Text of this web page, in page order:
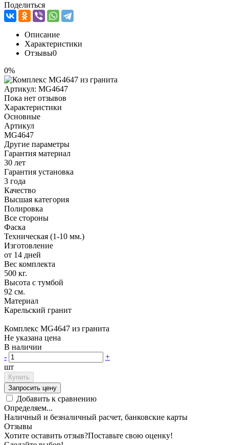
Поделиться
Описание
Характеристики
Отзывы0
0%
Артикул: MG4647
Пока нет отзывов
Характеристики
Основные
Артикул
MG4647
Другие параметры
Гарантия материал
30 лет
Гарантия установка
3 года
Качество
Высшая категория
Полировка
Все стороны
Фаска
Техническая (1-10 мм.)
Изготовление
от 14 дней
Вес комплекта
500 кг.
Высота с тумбой
92 см.
Материал
Карельский гранит
Комплекс MG4647 из гранита
Не указана цена
В наличии
-
+
шт
Купить
Запросить цену
Добавить к сравнению
Определяем...
Наличный и безналичный расчет, банковские карты
Отзывы
Хотите оставить отзыв?Поставьте свою оценку!